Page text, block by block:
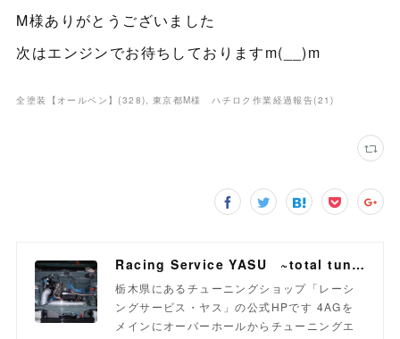
M様ありがとうございました
次はエンジンでお待ちしておりますm(__)m
全塗装【オールペン】(328) 東京都M様 ハチロク作業経過報告(21)
Racing Service YASU ~total tuning proshop~
栃木県にあるチューニングショップ「レーシ
ングサービス・ヤス」の公式HPです 4AGを
メインにオーバーホールからチューニングエ